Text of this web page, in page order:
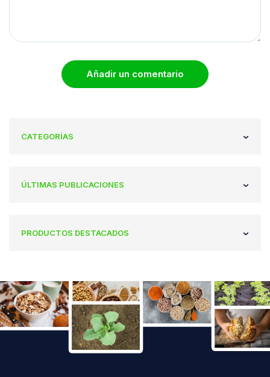
Añadir un comentario
CATEGORÍAS
ÚLTIMAS PUBLICACIONES
PRODUCTOS DESTACADOS